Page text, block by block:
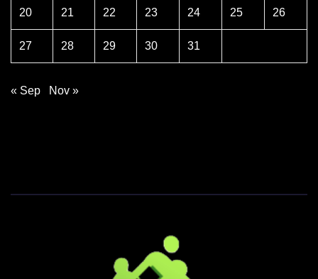
20 21 22 23 24 25 26
27 28 29 30 31
« Sep Nov »